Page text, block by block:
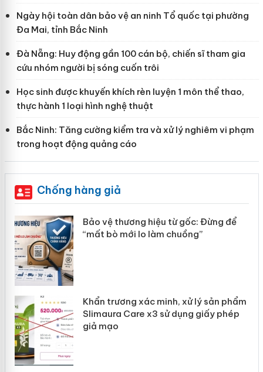
Ngày hội toàn dân bảo vệ an ninh Tổ quốc tại phường
Đa Mai, tỉnh Bắc Ninh
Đà Nẵng: Huy động gần 100 cán bộ, chiến sĩ tham gia
cứu nhóm người bị sóng cuốn trôi
Học sinh được khuyến khích rèn luyện 1 môn thể thao,
thực hành 1 loại hình nghệ thuật
Bắc Ninh: Tăng cường kiểm tra và xử lý nghiêm vi phạm
trong hoạt động quảng cáo
Chống hàng giả
Bảo vệ thương hiệu từ gốc: Đừng để
“mất bò mới lo làm chuồng”
Khẩn trương xác minh, xử lý sản phẩm
Slimaura Care x3 sử dụng giấy phép
giả mạo